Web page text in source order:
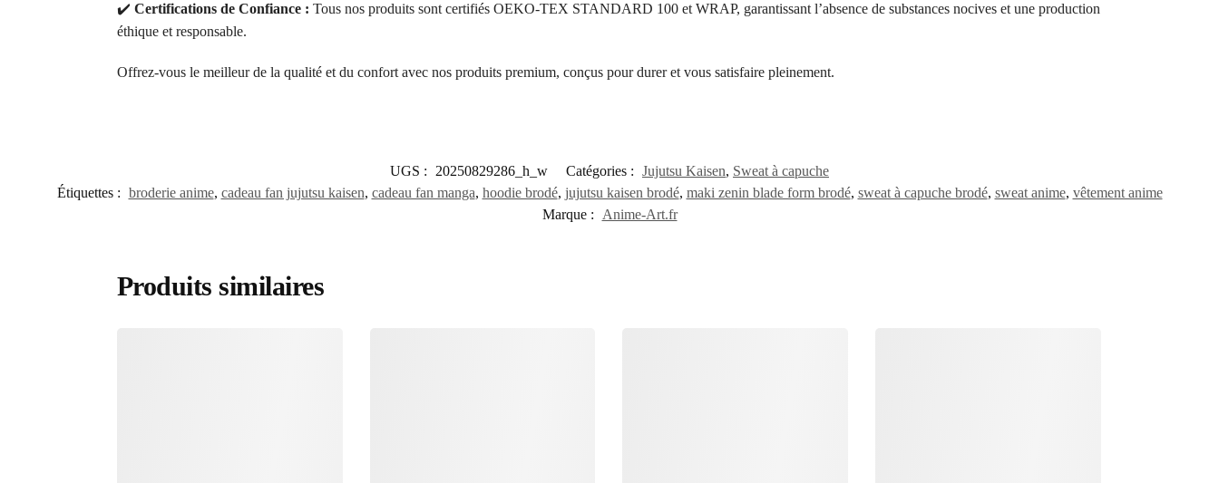
✔️ Certifications de Confiance : Tous nos produits sont certifiés OEKO-TEX STANDARD 100 et WRAP, garantissant l’absence de substances nocives et une production
éthique et responsable.
Offrez-vous le meilleur de la qualité et du confort avec nos produits premium, conçus pour durer et vous satisfaire pleinement.
UGS : 20250829286_h_w Catégories : Jujutsu Kaisen, Sweat à capuche
Étiquettes : broderie anime, cadeau fan jujutsu kaisen, cadeau fan manga, hoodie brodé, jujutsu kaisen brodé, maki zenin blade form brodé, sweat à capuche brodé, sweat anime, vêtement anime
Marque :
Anime-Art.fr
Produits similaires